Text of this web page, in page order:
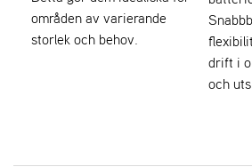
områden av varierande
storlek och behov.
drift i
och